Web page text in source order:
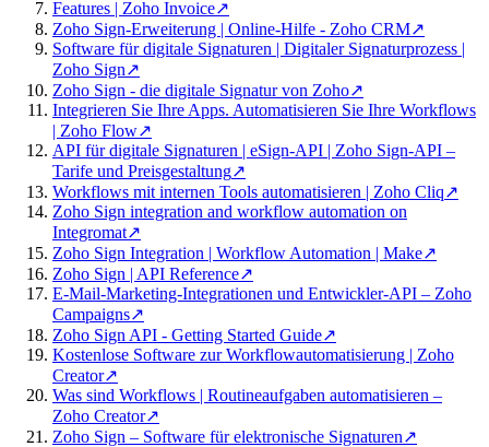
Features | Zoho Invoice↗
Zoho Sign-Erweiterung | Online-Hilfe - Zoho CRM↗
Software für digitale Signaturen | Digitaler Signaturprozess |
Zoho Sign↗
Zoho Sign - die digitale Signatur von Zoho↗
Integrieren Sie Ihre Apps. Automatisieren Sie Ihre Workflows
| Zoho Flow↗
API für digitale Signaturen | eSign-API | Zoho Sign-API –
Tarife und Preisgestaltung↗
Workflows mit internen Tools automatisieren | Zoho Cliq↗
Zoho Sign integration and workflow automation on
Integromat↗
Zoho Sign Integration | Workflow Automation | Make↗
Zoho Sign | API Reference↗
E-Mail-Marketing-Integrationen und Entwickler-API – Zoho
Campaigns↗
Zoho Sign API - Getting Started Guide↗
Kostenlose Software zur Workflowautomatisierung | Zoho
Creator↗
Was sind Workflows | Routineaufgaben automatisieren –
Zoho Creator↗
Zoho Sign – Software für elektronische Signaturen↗